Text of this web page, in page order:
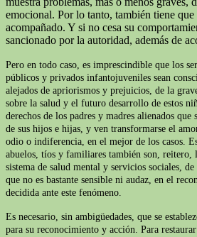
emocional. Por lo tanto, también tiene
acompañado. Y si no cesa su
sancionado por la autoridad, además de
Pero en todo caso, es imprescindible que los
públicos y privados infantojuveniles sean
alejados de apriorismos y prejuicios, de la
sobre la salud y el futuro desarrollo de estos
derechos de los padres y madres alienados que
de sus hijos e hijas, y ven transformarse el
odio o indiferencia, en el mejor de los casos.
abuelos, tíos y familiares también son, reitero,
sistema de salud mental y servicios sociales,
que no es bastante sensible ni audaz, en el
decidida ante este fenómeno.
Es necesario, sin ambigüedades, que se
para su reconocimiento y acción. Para